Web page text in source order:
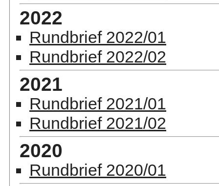
2022
Rundbrief 2022/01
Rundbrief 2022/02
2021
Rundbrief 2021/01
Rundbrief 2021/02
2020
Rundbrief 2020/01